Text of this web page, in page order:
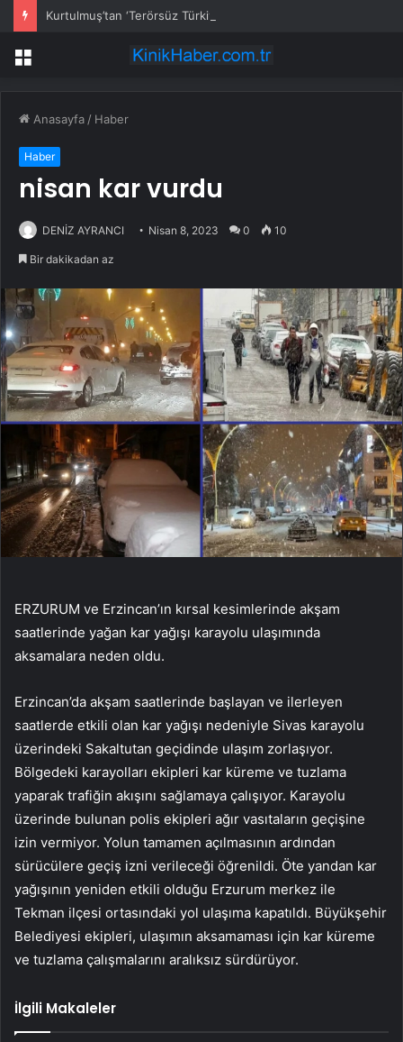
Kurtulmuş’tan ‘Terörsüz Türkiye’ için çerçeve yasa sinyali
Menü
Anasayfa / Haber
Haber
nisan kar vurdu
DENİZ AYRANCI Nisan 8, 2023 0 10
Bir dakikadan az
ERZURUM ve Erzincan’ın kırsal kesimlerinde akşam
saatlerinde yağan kar yağışı karayolu ulaşımında
aksamalara neden oldu.
Erzincan’da akşam saatlerinde başlayan ve ilerleyen
saatlerde etkili olan kar yağışı nedeniyle Sivas karayolu
üzerindeki Sakaltutan geçidinde ulaşım zorlaşıyor.
Bölgedeki karayolları ekipleri kar küreme ve tuzlama
yaparak trafiğin akışını sağlamaya çalışıyor. Karayolu
üzerinde bulunan polis ekipleri ağır vasıtaların geçişine
izin vermiyor. Yolun tamamen açılmasının ardından
sürücülere geçiş izni verileceği öğrenildi. Öte yandan kar
yağışının yeniden etkili olduğu Erzurum merkez ile
Tekman ilçesi ortasındaki yol ulaşıma kapatıldı. Büyükşehir
Belediyesi ekipleri, ulaşımın aksamaması için kar küreme
ve tuzlama çalışmalarını aralıksız sürdürüyor.
İlgili Makaleler